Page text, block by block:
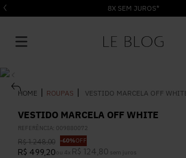
8X SEM JUROS*
ROUPAS VESTIDO MARCELA OFF
VESTIDO MARCELA OFF WHITE
REFERÊNCIA: 009880072
R$ 1.248,00 -60%OFF
R$ 499,20 ou 4 x R$ 124 80 sem juros
1 º Vestido